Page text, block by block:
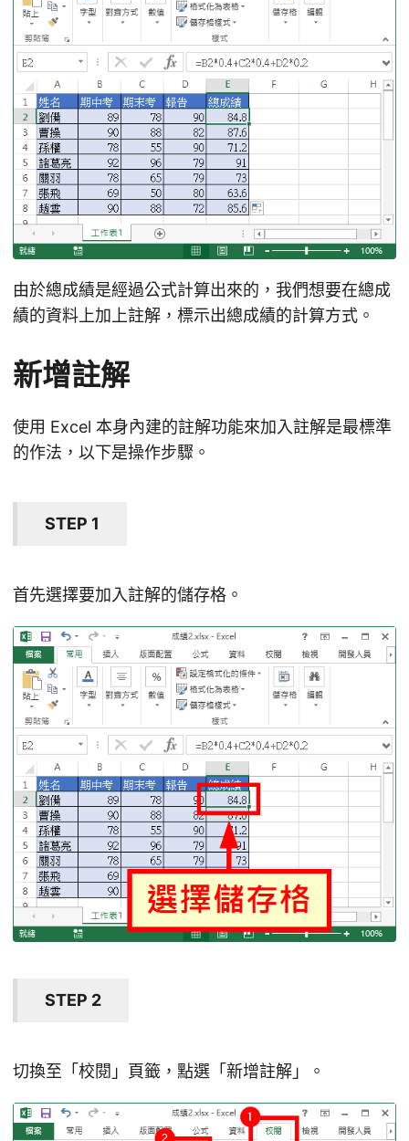
由於總成績是經過公式計算出來的，我們想要在總成
績的資料上加上註解，標示出總成績的計算方式。
新增註解
使用 Excel 本身內建的註解功能來加入註解是最標準
的作法，以下是操作步驟。
STEP 1
首先選擇要加入註解的儲存格。
STEP 2
切換至「校閱」頁籤，點選「新增註解」。